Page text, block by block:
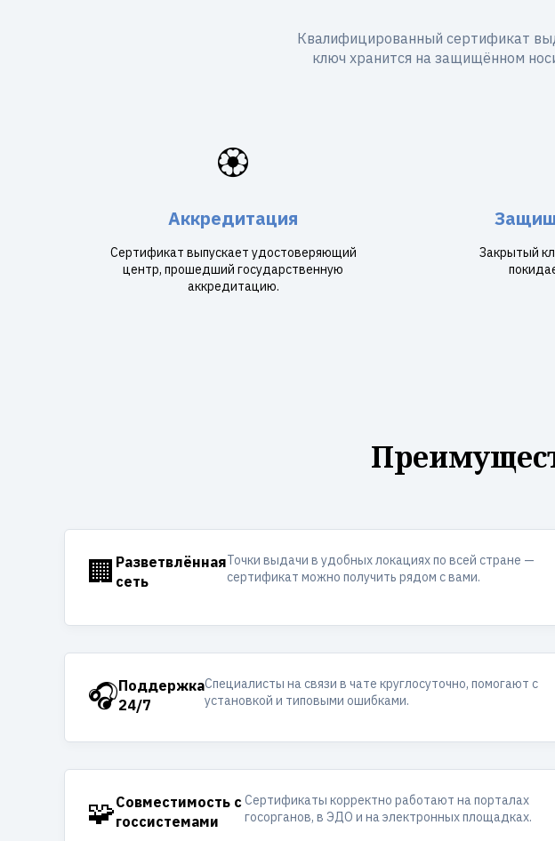
Квалифицированный сертификат
ключ хранится на защищённом
🏵️
Аккредитация
Сертификат выпускает удостоверяющий
центр, прошедший государственную
аккредитацию.
Закрытый
🏢 Разветвлённая
сеть
Точки выдачи в удобных локациях по всей стране —
сертификат можно получить рядом с вами.
🎧Поддержка
24/7
Специалисты на связи в чате круглосуточно, помогают с
установкой и типовыми ошибками.
🧩Совместимость с
госсистемами
Сертификаты корректно работают на порталах
госорганов, в ЭДО и на электронных площадках.